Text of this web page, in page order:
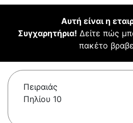
Αυτή είναι η
Συγχαρητήρια! Δείτε πώς
πακέτο
Πειραιάς
Πηλίου 10